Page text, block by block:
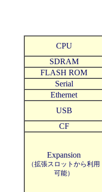
CPU
SDRAM
FLASH ROM
Serial
Ethernet
USB
CF
Expansion
（拡張スロットから利用
可能）